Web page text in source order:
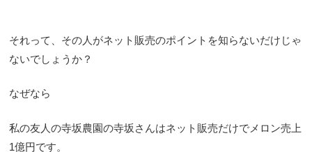
それって、その人がネット販売のポイントを知らないだけじゃ
ないでしょうか？
なぜなら
私の友人の寺坂農園の寺坂さんはネット販売だけでメロン売上
1億円です。